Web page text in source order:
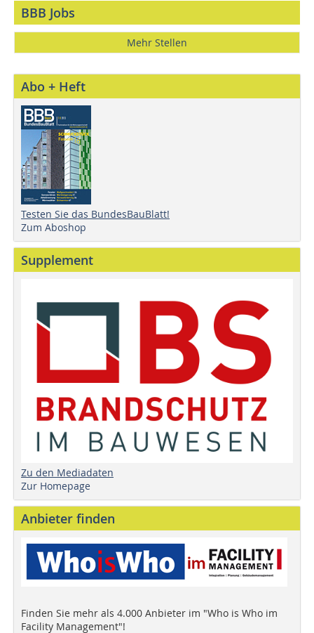
BBB Jobs
Mehr Stellen
Abo + Heft
Testen Sie das BundesBauBlatt!
Zum Aboshop
Supplement
Zu den Mediadaten
Zur Homepage
Anbieter finden
Finden Sie mehr als 4.000 Anbieter im "Who is Who im
Facility Management"!